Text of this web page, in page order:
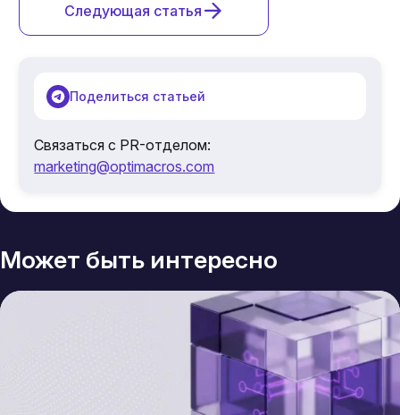
Следующая статья
Поделиться статьей
Связаться с PR-отделом:
marketing@optimacros.com
Может быть интересно